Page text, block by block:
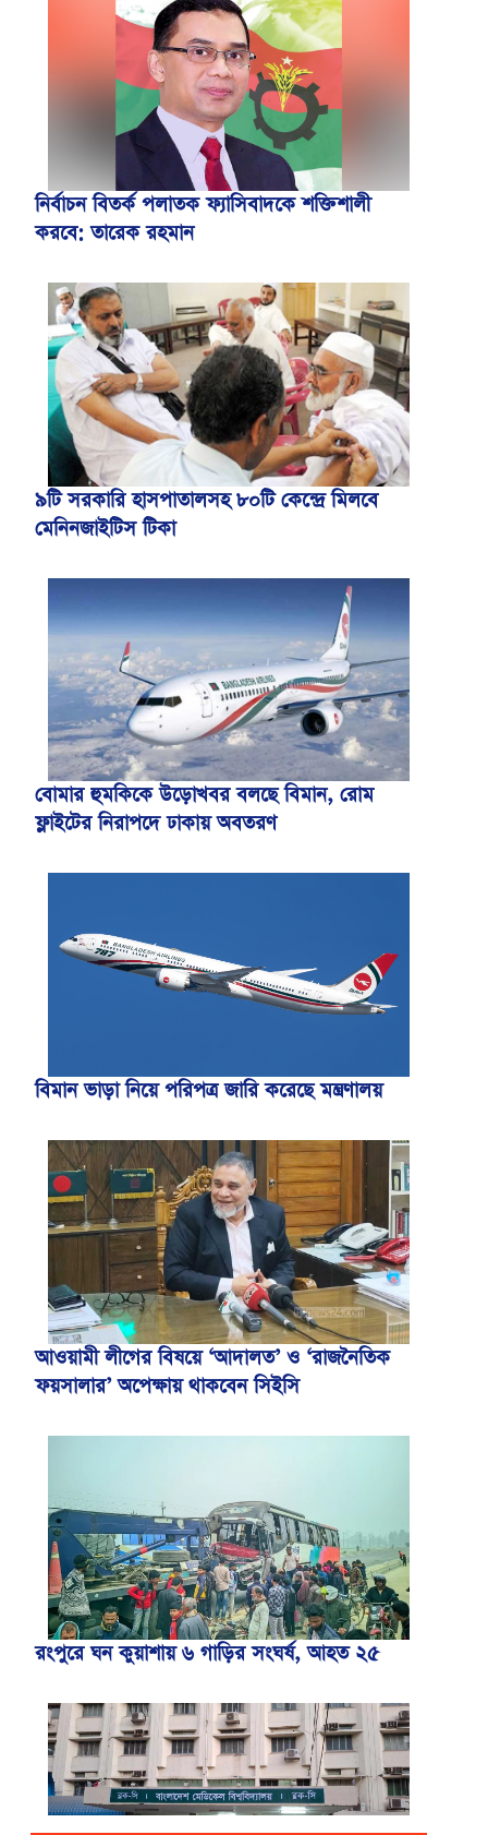
নির্বাচন বিতর্ক পলাতক ফ্যাসিবাদকে শক্তিশালী
করবে: তারেক রহমান
৯টি সরকারি হাসপাতালসহ ৮০টি কেন্দ্রে মিলবে
মেনিনজাইটিস টিকা
বোমার হুমকিকে উড়োখবর বলছে বিমান, রোম
ফ্লাইটের নিরাপদে ঢাকায় অবতরণ
বিমান ভাড়া নিয়ে পরিপত্র জারি করেছে মন্ত্রণালয়
আওয়ামী লীগের বিষয়ে ‘আদালত’ ও ‘রাজনৈতিক
ফয়সালার’ অপেক্ষায় থাকবেন সিইসি
রংপুরে ঘন কুয়াশায় ৬ গাড়ির সংঘর্ষ, আহত ২৫